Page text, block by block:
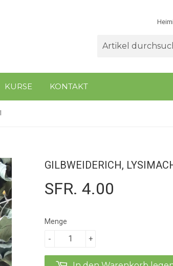
KURSE KONTAKT
GILBWEIDERICH,
SFR. 4.00
Menge
+
-